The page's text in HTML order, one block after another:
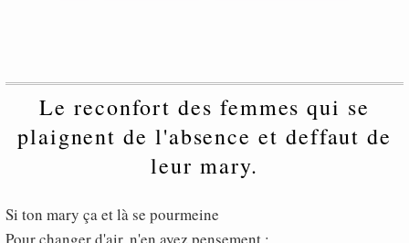
Le reconfort des femmes qui se
plaignent de l'absence et deffaut de
leur mary.
Si ton mary ça et là se pourmeine
Pour changer d'air, n'en ayez pensement :